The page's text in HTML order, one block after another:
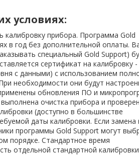
условиях:
калибровку прибора. Программа Gold
в год без дополнительной оплаты.
специальный Gold Support)
сертификат на калибровку -
с данными) с использованием
необходимости они будут
обновления ПО и
очистка прибора и
(доступно в большинстве
даты калибровки. Если замена
программы Gold Support могут
порядке. Стандартное время
отдельной стандартной калибровки